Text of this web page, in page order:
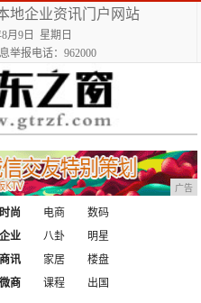
地企业资讯门户网站
月9日 星期日
举报电话：962000
广告
时尚 电商
数码
企业
八卦
明星
商讯 家居
楼盘
微商
课程
出国